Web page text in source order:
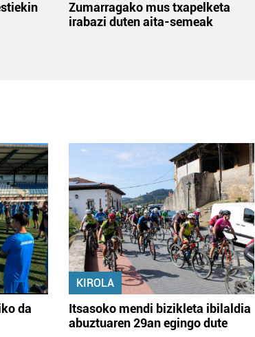
Zumarragako mus txapelketa
irabazi duten aita-semeak
da
KIROLA
Itsasoko mendi bizikleta ibilaldia
abuztuaren 29an egingo dute